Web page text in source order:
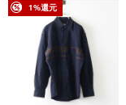
1%還元